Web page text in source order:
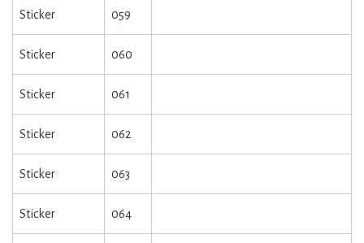
Sticker 059
Sticker 060
Sticker 061
Sticker 062
Sticker 063
Sticker 064